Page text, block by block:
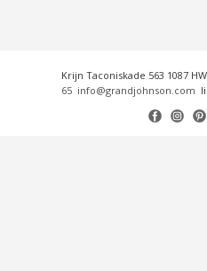
Krijn Taconiskade 563 1087
65 info@grandjohnson.com